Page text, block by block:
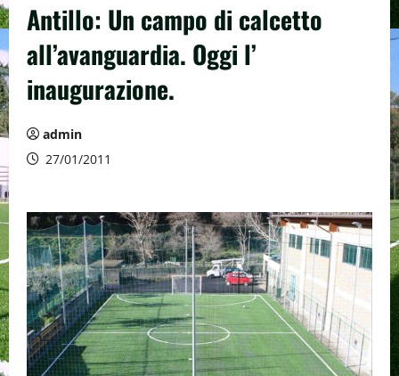
Antillo: Un campo di calcetto
all’avanguardia. Oggi l’
inaugurazione.
admin
27/01/2011